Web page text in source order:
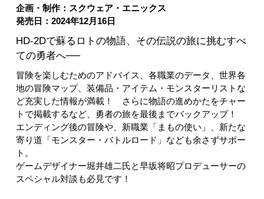
企画・制作：スクウェア・エニックス
発売日：2024年12月16日
HD-2Dで蘇るロトの物語、その伝説の旅に挑むすべ
ての勇者へ──
冒険を楽しむためのアドバイス、各職業のデータ、世界各
地の冒険マップ、装備品・アイテム・モンスターリストな
ど充実した情報が満載！ さらに物語の進めかたをチャー
トで掲載するなど、勇者の旅を最後までバックアップ！
エンディング後の冒険や、新職業「まもの使い」、新たな
寄り道「モンスター・バトルロード」なども余さずサポー
ト。
ゲームデザイナー堀井雄二氏と早坂将昭プロデューサーの
スペシャル対談も必見です！